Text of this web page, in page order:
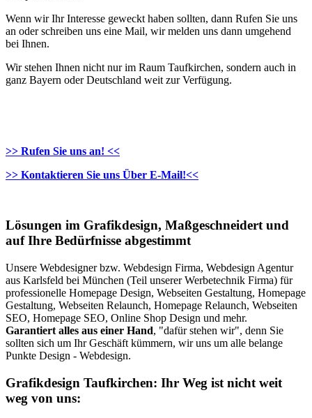
Wenn wir Ihr Interesse geweckt haben sollten, dann Rufen Sie uns
an oder schreiben uns eine Mail, wir melden uns dann umgehend
bei Ihnen.
Wir stehen Ihnen nicht nur im Raum Taufkirchen, sondern auch in
ganz Bayern oder Deutschland weit zur Verfügung.
>> Rufen Sie uns an! <<
>> Kontaktieren Sie uns Über E-Mail!<<
Lösungen im Grafikdesign, Maßgeschneidert und
auf Ihre Bedürfnisse abgestimmt
Unsere Webdesigner bzw. Webdesign Firma, Webdesign Agentur
aus Karlsfeld bei München (Teil unserer Werbetechnik Firma) für
professionelle Homepage Design, Webseiten Gestaltung, Homepage
Gestaltung, Webseiten Relaunch, Homepage Relaunch, Webseiten
SEO, Homepage SEO, Online Shop Design und mehr.
Garantiert alles aus einer Hand, "dafür stehen wir", denn Sie
sollten sich um Ihr Geschäft kümmern, wir uns um alle belange
Punkte Design - Webdesign.
Grafikdesign Taufkirchen: Ihr Weg ist nicht weit
weg von uns: